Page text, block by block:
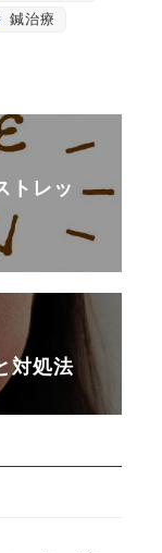
鍼治療
トレッ
対処法